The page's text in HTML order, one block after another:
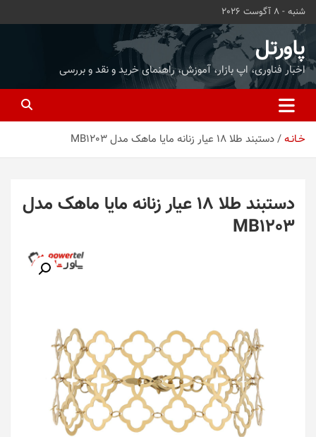
محتوا
بروید
شنبه - 8 آگوست 2026
پاورتل
اخبار فناوری، اپ بازار، آموزش، راهنمای خرید و نقد و بررسی
خـانـه دستبند طلا 18 عیار زنانه مایا ماهک مدل MB1203
دستبند طلا 18 عیار زنانه مایا ماهک مدل
MB1203